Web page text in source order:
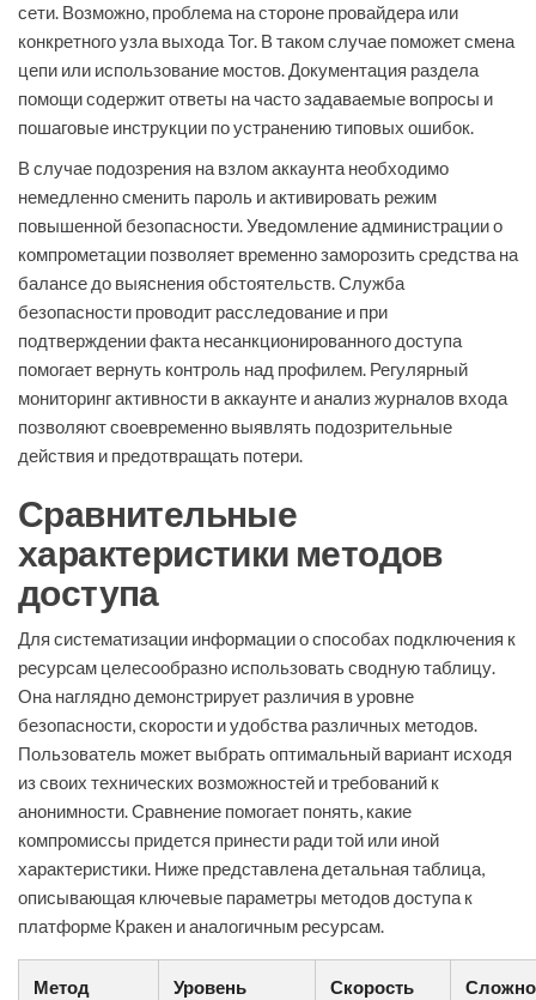
сети. Возможно, проблема на стороне провайдера или
конкретного узла выхода Tor. В таком случае поможет смена
цепи или использование мостов. Документация раздела
помощи содержит ответы на часто задаваемые вопросы и
пошаговые инструкции по устранению типовых ошибок.
В случае подозрения на взлом аккаунта необходимо
немедленно сменить пароль и активировать режим
повышенной безопасности. Уведомление администрации о
компрометации позволяет временно заморозить средства на
балансе до выяснения обстоятельств. Служба
безопасности проводит расследование и при
подтверждении факта несанкционированного доступа
помогает вернуть контроль над профилем. Регулярный
мониторинг активности в аккаунте и анализ журналов входа
позволяют своевременно выявлять подозрительные
действия и предотвращать потери.
Сравнительные
характеристики методов
доступа
Для систематизации информации о способах подключения к
ресурсам целесообразно использовать сводную таблицу.
Она наглядно демонстрирует различия в уровне
безопасности, скорости и удобства различных методов.
Пользователь может выбрать оптимальный вариант исходя
из своих технических возможностей и требований к
анонимности. Сравнение помогает понять, какие
компромиссы придется принести ради той или иной
характеристики. Ниже представлена детальная таблица,
описывающая ключевые параметры методов доступа к
платформе Кракен и аналогичным ресурсам.
Метод
Уровень
Скорость